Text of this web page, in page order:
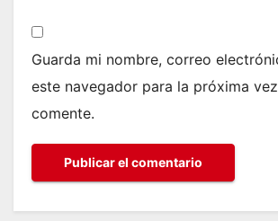
Guarda mi nombre, correo
este navegador para la próxima
comente.